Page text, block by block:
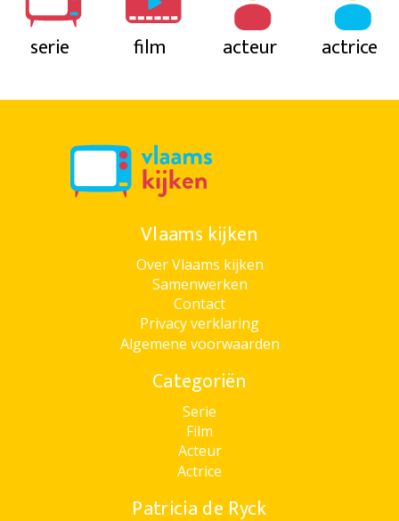
serie film acteur actrice
Vlaams kijken
Over Vlaams kijken
Samenwerken
Contact
Privacy verklaring
Algemene voorwaarden
Categoriën
Serie
Film
Acteur
Actrice
Patricia de Ryck